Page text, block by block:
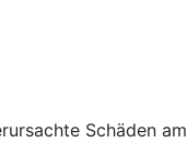
Schäden am